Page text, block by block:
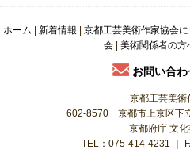
ホーム | 新着情報 | 京都工芸美術作家協会に
会 | 美術関係者の方
お問い合わ
京都工芸美術
602-8570 京都市上京区下
京都府庁 文
TEL：075-414-4231 ｜